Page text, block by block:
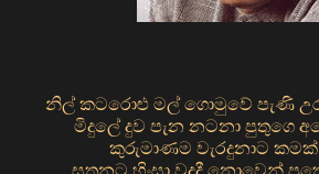
නිල් කටරොළු මල් ගොමුවේ පැණි
මිදුලේ දුව පැන නටනා පුතුගෙ
කුරුමාණම වැරදුනාට කමක්